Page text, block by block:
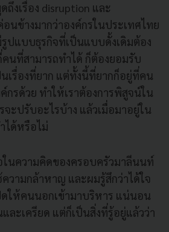
ถึงเรื่อง disruption และ
นข้างมากว่าองค์กรในประเทศไทย
ปแบบธุรกิจที่เป็นแบบดั้งเดิมต้อง
นที่สามารถทำได้ ก็ต้องยอมรับ
นเรื่องที่ยาก แต่ทั้งนี้ที่ยากก็อยู่ที่คน
กรด้วย ทำให้เราต้องการพิสูจน์ใน
จะปรับอะไรบ้าง แล้วเมื่อมาอยู่ใน
ได้หรือไม่
นความคิดของครอบครัวมาลีนนท์
วามกล้าหาญ และผมรู้สึกว่าได้ใจ
ดให้คนนอกเข้ามาบริหาร แน่นอน
ละเครียด แต่ก็เป็นสิ่งที่รู้อยู่แล้วว่า